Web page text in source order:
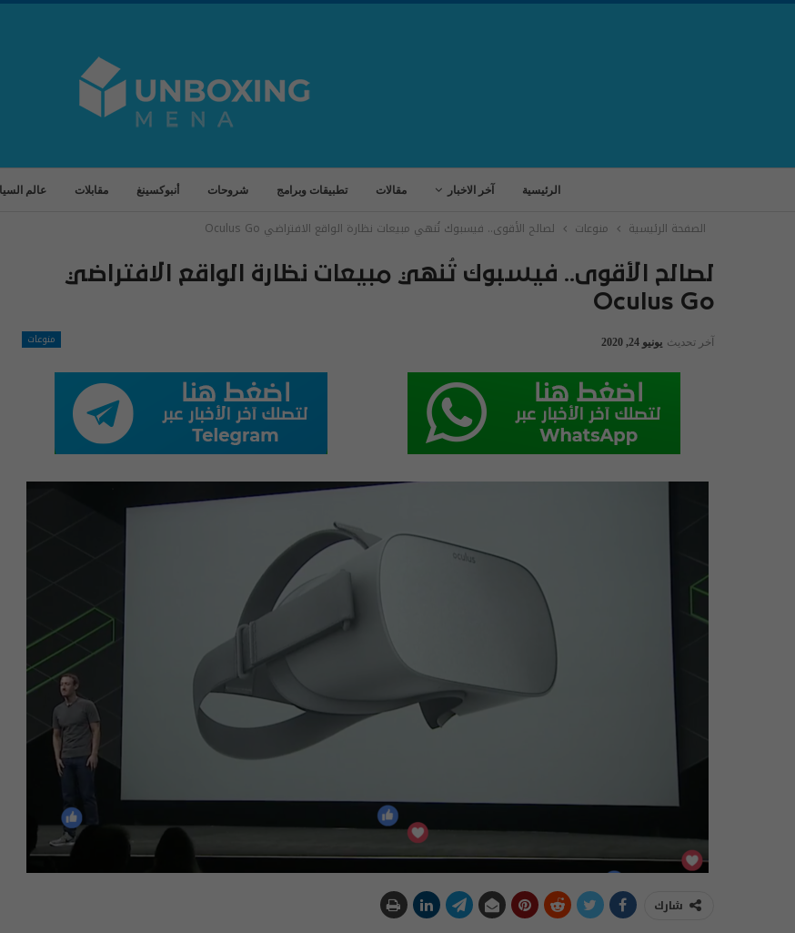
الرئيسية آخر الاخبار مقالات تطبيقات وبرامج شروحات أنبوكسينغ مقابلات عالم
الصفحة الرئيسية منوعات لصالح الأقوى.. فيسبوك تُنهي مبيعات نظارة الواقع الافتراضي Oculus Go
لصالح الأقوى.. فيسبوك تُنهي مبيعات نظارة الواقع الافتراضي
Oculus Go
منوعات آخر تحديث يونيو 24, 2020
شارك